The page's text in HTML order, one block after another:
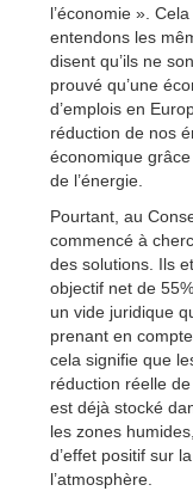
l’économie ».
entendons les
disent qu’ils ne
prouvé qu’une
d’emplois en
réduction de nos
économique
de l’énergie.
Pourtant, au
commencé à
des solutions. Ils
objectif net de
un vide juridique
prenant en
cela signifie que
réduction réelle
est déjà stocké
les zones
d’effet positif sur
l’atmosphère.